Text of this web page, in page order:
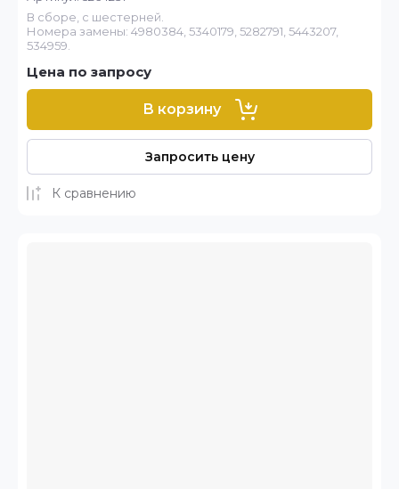
В сборе, с шестерней.
Номера замены: 4980384, 5340179, 5282791, 5443207,
534959.
Цена по запросу
В корзину
Запросить цену
К сравнению